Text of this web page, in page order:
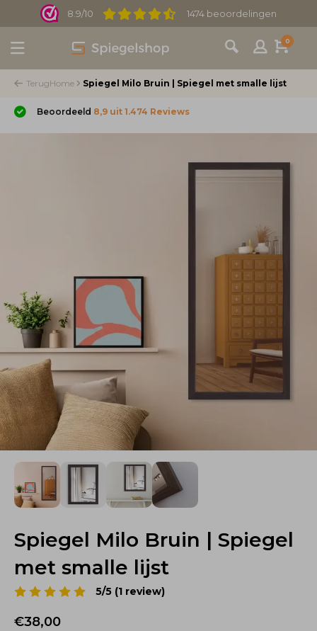
8.9/10 1474 beoordelingen
0
TerugHome Spiegel Milo Bruin | Spiegel met smalle lijst
Beoordeeld 8,9 uit 1.474 Reviews
Spiegel Milo Bruin | Spiegel
met smalle lijst
5/5 (1 review)
€38,00